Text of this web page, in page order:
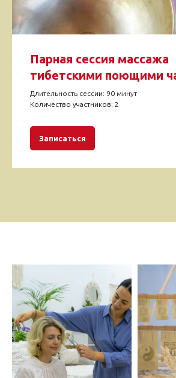
Парная сессия массажа
тибетскими поющими
Длительность сессии: 90 минут
Количество участников: 2
Записаться